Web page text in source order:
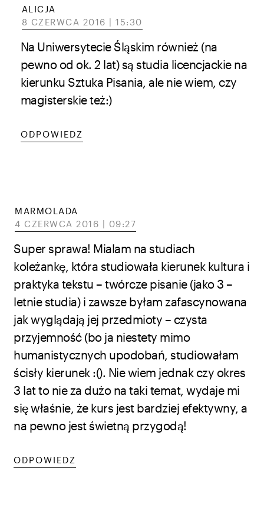
ALICJA
8 CZERWCA 2016 | 15:30
Na Uniwersytecie Śląskim również (na
pewno od ok. 2 lat) są studia licencjackie na
kierunku Sztuka Pisania, ale nie wiem, czy
magisterskie też:)
ODPOWIEDZ
MARMOLADA
4 CZERWCA 2016 | 09:27
Super sprawa! Mialam na studiach
koleżankę, która studiowała kierunek kultura i
praktyka tekstu – twórcze pisanie (jako 3 –
letnie studia) i zawsze byłam zafascynowana
jak wyglądają jej przedmioty – czysta
przyjemność (bo ja niestety mimo
humanistycznych upodobań, studiowałam
ścisły kierunek :(). Nie wiem jednak czy okres
3 lat to nie za dużo na taki temat, wydaje mi
się właśnie, że kurs jest bardziej efektywny, a
na pewno jest świetną przygodą!
ODPOWIEDZ